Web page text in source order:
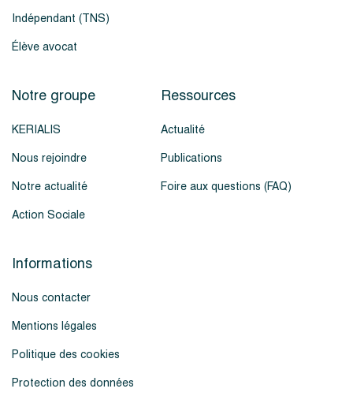
Indépendant (TNS)
Élève avocat
Notre groupe
KERIALIS
Nous rejoindre
Notre actualité
Action Sociale
Ressources
Actualité
Publications
Foire aux questions (FAQ)
Informations
Nous contacter
Mentions légales
Politique des cookies
Protection des données